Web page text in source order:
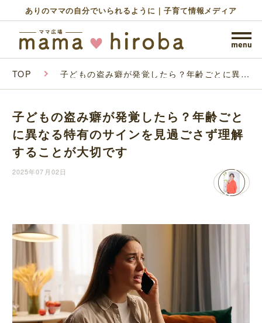
ありのママの自分でいられるように｜子育て情報メディア
TOP 子どもの盗み癖が発覚したら？年齢ごとに異な
切です
子どもの盗み癖が発覚したら？年齢ごと
に異なる特有のサインを見過ごさず理解
することが大切です
2025年07月02日